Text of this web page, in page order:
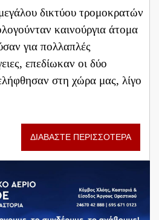
δικτύου τρομοκρατών
καινούργια άτομα
για πολλαπλές
επεδίωκαν οι δύο
στη χώρα μας, λίγο
ΔΙΑΒΑΣΤΕ ΠΕΡΙΣΣΟΤΕΡΑ